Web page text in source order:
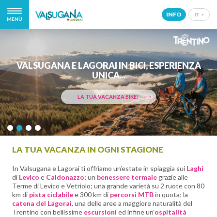
MENÙ
IT
EN
NL
INFO
VALSUGANA E LAGORAI IN BICI, ESPERIENZA
UNICA...
LA TUA VACANZA BIKE!
LA TUA VACANZA IN OGNI STAGIONE
In Valsugana e Lagorai ti offriamo un’estate in spiaggia sui Laghi
di Levico e Caldonazzo; un benessere termale grazie alle
Terme di Levico e Vetriolo; una grande varietà su 2 ruote con 80
km di pista ciclabilee 300 km di percorsi MTBin quota; la
catena del Lagorai, una delle aree a maggiore naturalità del
Trentino con bellissime escursioni ed infine un’ospitalità